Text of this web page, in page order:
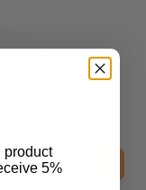
con
product
5%